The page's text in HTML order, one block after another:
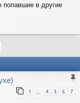
в другие
1 … 4 5 6 7